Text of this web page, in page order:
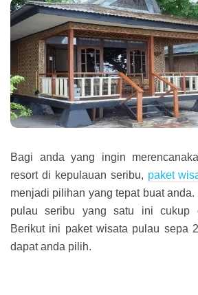
Bagi anda yang ingin
resort di kepulauan seribu, paket
menjadi pilihan yang tepat buat
pulau seribu yang satu ini cukup
Berikut ini paket wisata pulau sepa
dapat anda pilih.